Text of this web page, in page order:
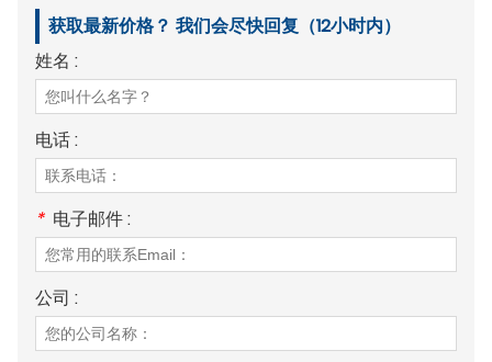
获取最新价格？ 我们会尽快回复（12小时内）
姓名 :
电话 :
* 电子邮件 :
公司 :